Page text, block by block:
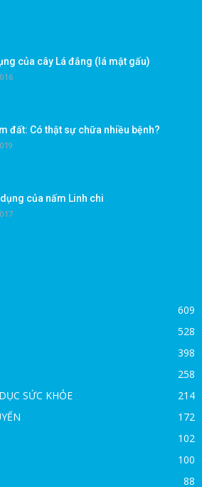
của cây Lá đắng (lá mật gấu)
đất: Có thật sự chữa nhiều bệnh?
của nấm Linh chi
609
528
398
258
SỨC KHỎE
214
172
102
100
88